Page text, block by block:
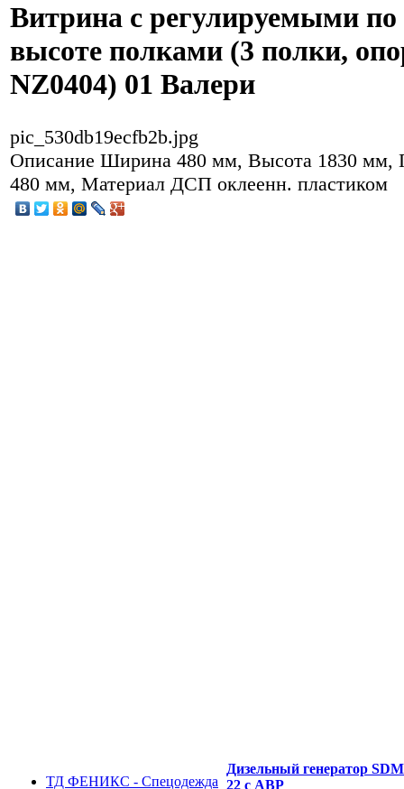
Витрина с регулируемыми по
высоте полками (3 полки,
NZ0404) 01 Валери
pic_530db19ecfb2b.jpg
Описание Ширина 480 мм, Высота 1830 мм,
480 мм, Материал ДСП оклеенн. пластиком
ТД ФЕНИКС - Спецодежда
Дизельный генератор
22 с АВР